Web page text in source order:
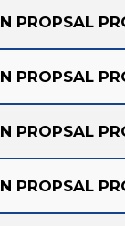
PROPSAL
PROPSAL
PROPSAL
PROPSAL